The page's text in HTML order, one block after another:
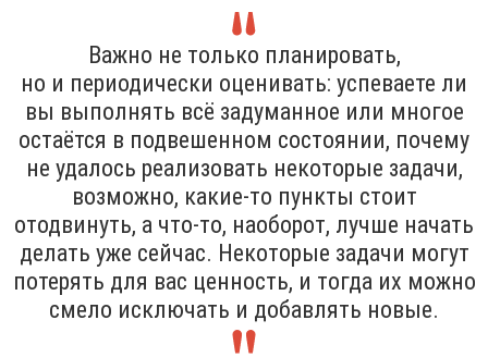
Важно не только планировать,
но и периодически оценивать: успеваете ли
вы выполнять всё задуманное или многое
остаётся в подвешенном состоянии, почему
не удалось реализовать некоторые задачи,
возможно, какие-то пункты стоит
отодвинуть, а что-то, наоборот, лучше начать
делать уже сейчас. Некоторые задачи могут
потерять для вас ценность, и тогда их можно
смело исключать и добавлять новые.